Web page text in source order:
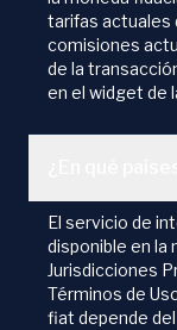
tarifas actuales
comisiones
de la
en el widget de
El servicio de
disponible en la
Jurisdicciones
Términos de
fiat depende